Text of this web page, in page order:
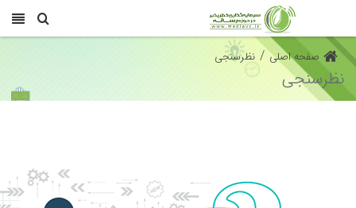
صفحه اصلی / نظرسنجی
نظرسنجی